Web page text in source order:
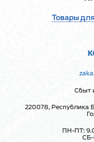
Товары
Сбыт
220078, Республика
ПН-ПТ:
СБ-